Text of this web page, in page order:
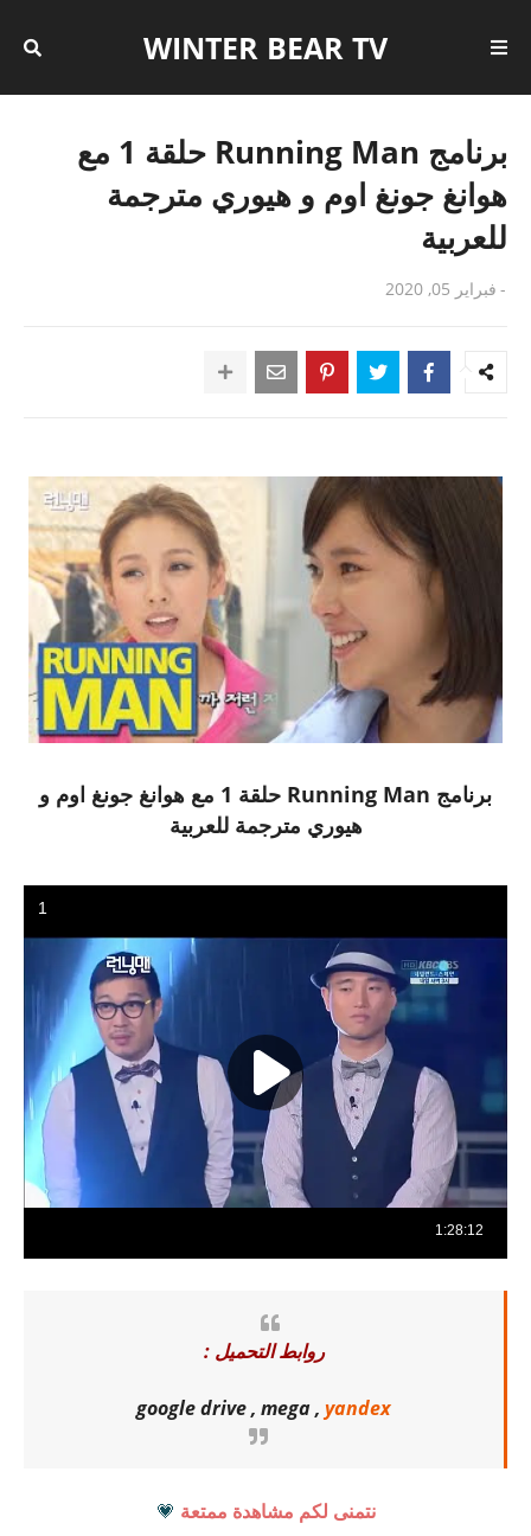
WINTER BEAR TV
برنامج Running Man حلقة 1 مع
هوانغ جونغ اوم و هيوري مترجمة
للعربية
- فبراير 05, 2020
برنامج Running Man حلقة 1 مع هوانغ جونغ اوم و
هيوري مترجمة للعربية
روابط التحميل :
google drive , mega , yandex
نتمنى لكم مشاهدة ممتعة 💗